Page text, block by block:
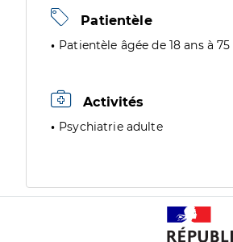
Patientèle
Patientèle âgée de 18 ans à
Activités
Psychiatrie adulte